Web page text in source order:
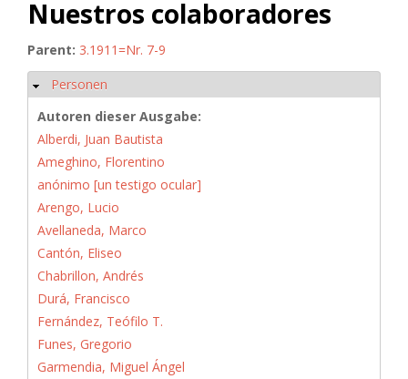
Nuestros colaboradores
Parent: 3.1911=Nr. 7-9
Ausblenden
Personen
Autoren dieser Ausgabe:
Alberdi, Juan Bautista
Ameghino, Florentino
anónimo [un testigo ocular]
Arengo, Lucio
Avellaneda, Marco
Cantón, Eliseo
Chabrillon, Andrés
Durá, Francisco
Fernández, Teófilo T.
Funes, Gregorio
Garmendia, Miguel Ángel